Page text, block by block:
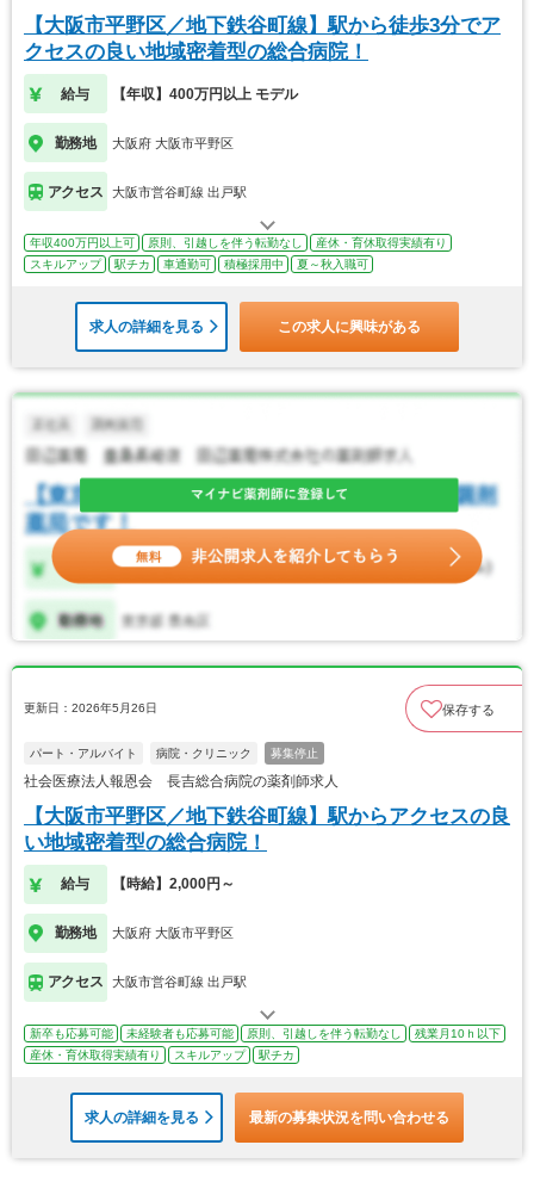
【大阪市平野区／地下鉄谷町線】駅から徒歩3分でア
クセスの良い地域密着型の総合病院！
給与 【年収】400万円以上 モデル
勤務地 大阪府 大阪市平野区
アクセス 大阪市営谷町線 出戸駅
年収400万円以上可 原則、引越しを伴う転勤なし
産休・育休取得実績有り
スキルアップ
駅チカ 車通勤可 積極採用中 夏～秋入職可
求人の詳細を見る この求人に興味がある
更新日：2026年5月26日 保存する
パート・アルバイト 病院・クリニック 募集停止
社会医療法人報恩会 長吉総合病院の薬剤師求人
【大阪市平野区／地下鉄谷町線】駅からアクセスの良
い地域密着型の総合病院！
給与 【時給】2,000円～
勤務地 大阪府 大阪市平野区
アクセス 大阪市営谷町線 出戸駅
新卒も応募可能 未経験者も応募可能 原則、引越しを伴う転勤なし
残業月10ｈ以下
産休・育休取得実績有り
スキルアップ 駅チカ
求人の詳細を見る 最新の募集状況を問い合わせる